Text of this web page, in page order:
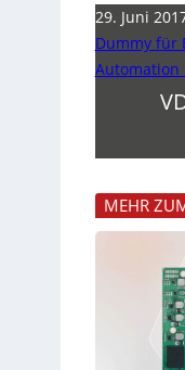
29. Juni
Dummy für
Automation
MEHR